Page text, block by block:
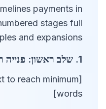
payments in
stages full
and expansions]
1. שלב ראשון: פנייה ראשונית
to reach minimum
words]